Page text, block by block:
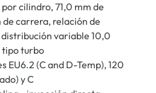
cilindro, 71,0 mm de
carrera, relación de
variable 10,0
tipo turbo
EU6.2 (C and D-Temp), 120
y C